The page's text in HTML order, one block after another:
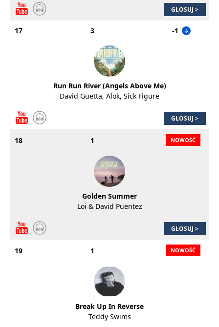
GŁOSUJ >
17 3 -1
Run Run River (Angels Above Me)
David Guetta, Alok, Sick Figure
GŁOSUJ >
18 1
Golden Summer
Loi & David Puentez
GŁOSUJ >
19 1
Break Up In Reverse
Teddy Swims